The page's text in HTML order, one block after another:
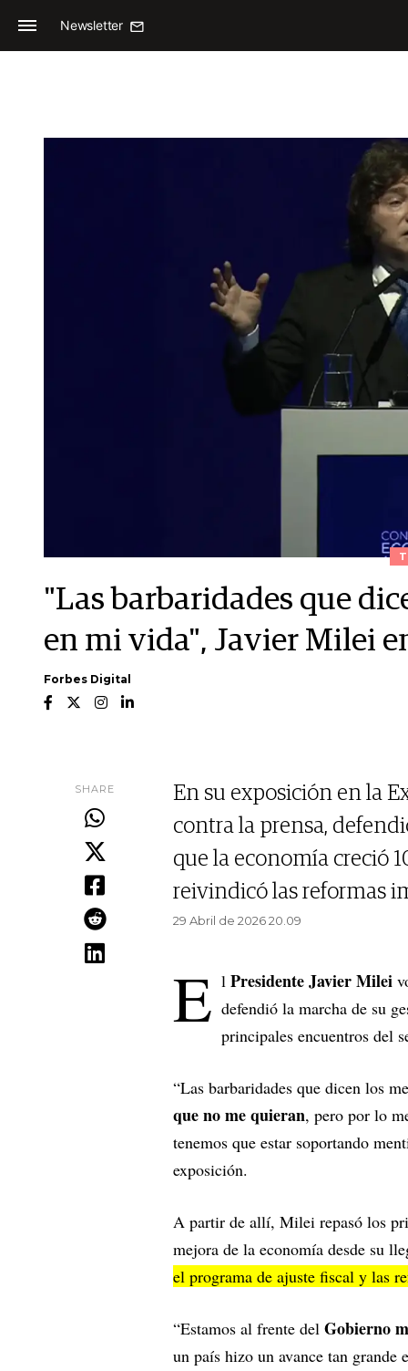
Newsletter
"Las barbaridades que
en mi vida", Javier Milei
Forbes Digital
SHARE
En su exposición en la
contra la prensa,
que la economía creció
reivindicó las reformas
29 Abril de 2026 20.09
E l Presidente Javier Milei
defendió la marcha de su
principales encuentros del
“Las barbaridades que dicen los
que no me quieran, pero por lo
tenemos que estar soportando
exposición.
A partir de allí, Milei repasó los
mejora de la economía desde su
el programa de ajuste fiscal y las
“Estamos al frente del Gobierno
un país hizo un avance tan